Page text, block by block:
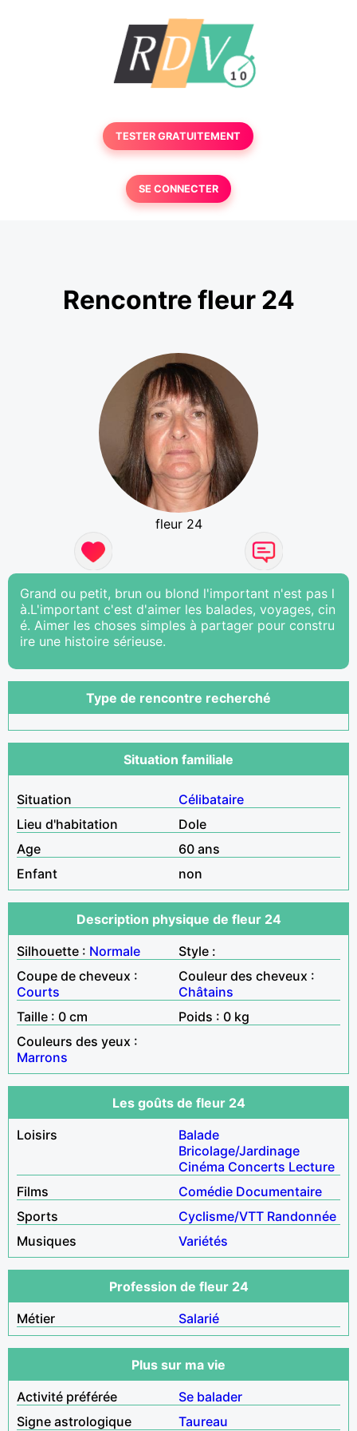
TESTER GRATUITEMENT
SE CONNECTER
Rencontre fleur 24
fleur 24
Grand ou petit, brun ou blond l'important n'est pas l
à.L'important c'est d'aimer les balades, voyages, cin
é. Aimer les choses simples à partager pour constru
ire une histoire sérieuse.
Type de rencontre recherché
Situation familiale
Situation
Célibataire
Lieu d'habitation
Dole
Age
60 ans
Enfant
non
Description physique de fleur 24
Silhouette : Normale
Style :
Coupe de cheveux :
Courts
Couleur des cheveux :
Châtains
Taille : 0 cm
Poids : 0 kg
Couleurs des yeux :
Marrons
Les goûts de fleur 24
Loisirs
Balade
Bricolage/Jardinage
Cinéma Concerts Lecture
Films
Comédie Documentaire
Sports
Cyclisme/VTT Randonnée
Musiques
Variétés
Profession de fleur 24
Métier
Salarié
Plus sur ma vie
Activité préférée
Se balader
Signe astrologique
Taureau